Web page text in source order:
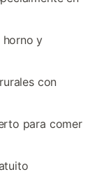
horno y
con
para comer